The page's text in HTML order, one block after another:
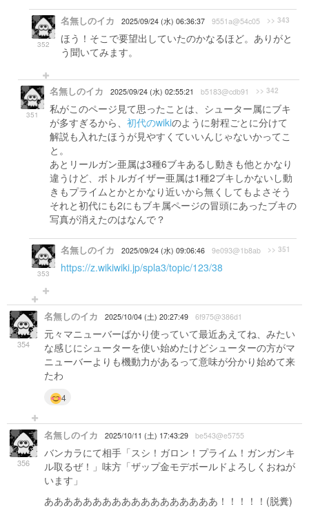
352
名無しのイカ 2025/09/24 (水) 06:36:37 9551a@54c05 >> 343
ほう！そこで要望出していたのかなるほど。ありがと
う聞いてみます。
351
名無しのイカ 2025/09/24 (水) 02:55:21 b5183@cdb91 >> 342
私がこのページ見て思ったことは、シューター属にブキ
が多すぎるから、 初代のwikiのように射程ごとに分けて
解説も入れたほうが見やすくていいんじゃないかってこ
と。
あとリールガン亜属は3種6ブキあるし動きも他とかなり
違うけど、ボトルガイザー亜属は1種2ブキしかないし動
きもプライムとかとかなり近いから無くしてもよさそう
それと初代にも2にもブキ属ページの冒頭にあったブキの
写真が消えたのはなんで？
353
名無しのイカ 2025/09/24 (水) 09:06:46 9e093@1b8ab >> 351
https://z.wikiwiki.jp/spla3/topic/123/38
354
名無しのイカ 2025/10/04 (土) 20:27:49 6f975@386d1
元々マニューバーばかり使っていて最近あえてね、みたい
な感じにシューターを使い始めたけどシューターの方がマ
ニューバーよりも機動力があるって意味が分かり始めて来
たわ
4
356
名無しのイカ 2025/10/11 (土) 17:43:29 be543@e5755
バンカラにて相手「スシ！ガロン！プライム！ガンガンキ
ル取るぜ！」味方「ザップ金モデボールドよろしくおねが
います」
ああああああああああああああああああ！！！！！(脱糞)